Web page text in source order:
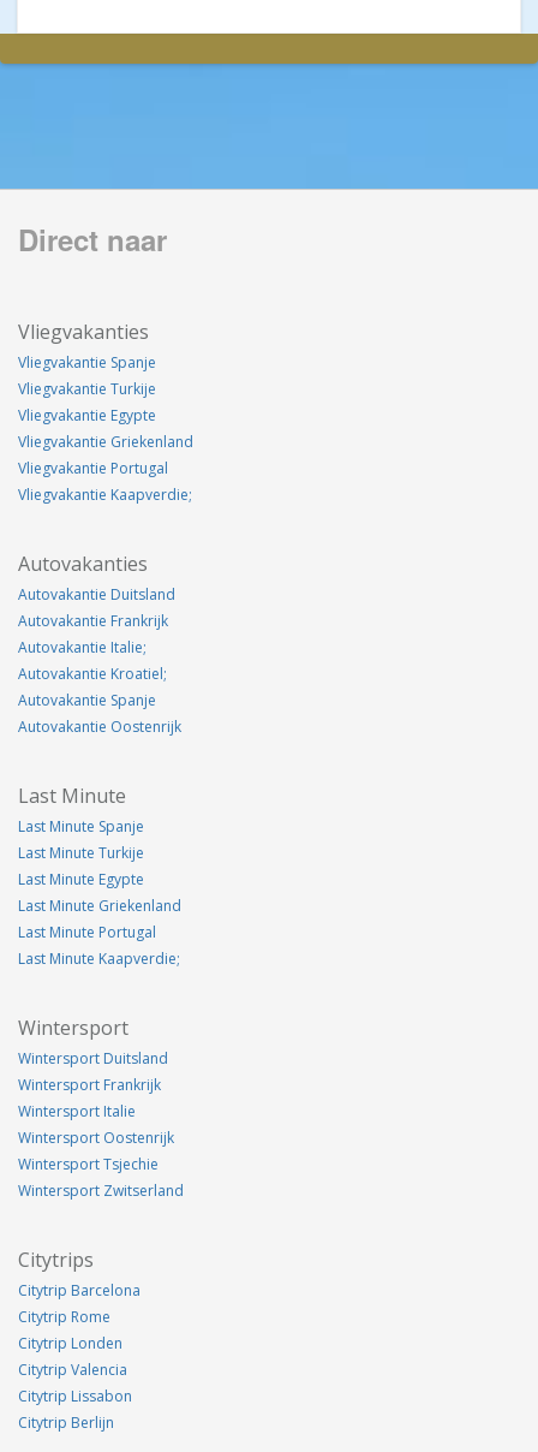
Direct naar
Vliegvakanties
Vliegvakantie Spanje
Vliegvakantie Turkije
Vliegvakantie Egypte
Vliegvakantie Griekenland
Vliegvakantie Portugal
Vliegvakantie Kaapverdie;
Autovakanties
Autovakantie Duitsland
Autovakantie Frankrijk
Autovakantie Italie;
Autovakantie Kroatiel;
Autovakantie Spanje
Autovakantie Oostenrijk
Last Minute
Last Minute Spanje
Last Minute Turkije
Last Minute Egypte
Last Minute Griekenland
Last Minute Portugal
Last Minute Kaapverdie;
Wintersport
Wintersport Duitsland
Wintersport Frankrijk
Wintersport Italie
Wintersport Oostenrijk
Wintersport Tsjechie
Wintersport Zwitserland
Citytrips
Citytrip Barcelona
Citytrip Rome
Citytrip Londen
Citytrip Valencia
Citytrip Lissabon
Citytrip Berlijn